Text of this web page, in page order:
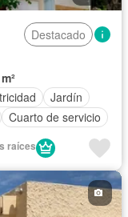
Destacado
Jardín
Cuarto de servicio
raíces